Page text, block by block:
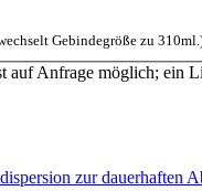
Gebindegröße zu
Anfrage möglich; ein
zur